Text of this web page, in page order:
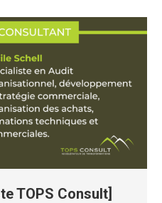
TOPS Consult]